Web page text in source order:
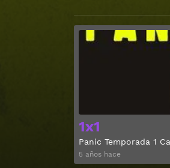
1x1
Panic Temporada 1
5 años hace